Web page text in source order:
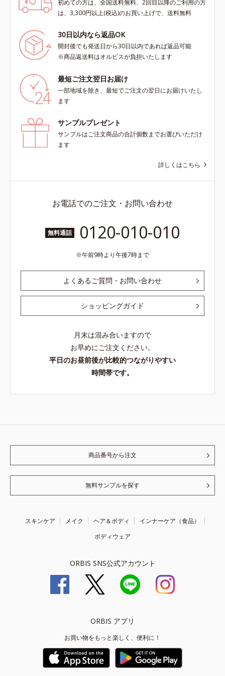
初めての方は、全国送料無料、2回目以降のご利用の方
は、3,300円以上(税込)のお買い上げで、送料無料
30日以内なら返品OK
開封後でも発送日から30日以内であれば返品可能
※商品返送料はオルビスが負担いたします
最短ご注文翌日お届け
一部地域を除き、最短でご注文の翌日にお届けいたし
ます
サンプルプレゼント
サンプルはご注文商品の合計個数までお選びいただけ
ます
詳しくはこちら
お電話でのご注文・お問い合わせ
無料通話 0120-010-010
午前9時より午後7時まで
よくあるご質問・お問い合わせ
ショッピングガイド
月末は混み合いますので
お早めにご注文ください。
平日のお昼前後が比較的つながりやすい
時間帯です。
商品番号から注文
無料サンプルを探す
スキンケア メイク ヘア＆ボディ
インナーケア（食品）
ボディウェア
ORBIS SNS公式アカウント
ORBIS アプリ
お買い物をもっと楽しく、便利に！